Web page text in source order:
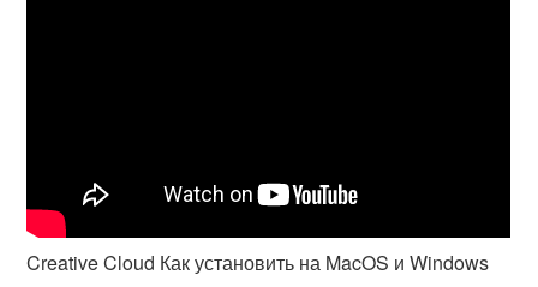
Creative Cloud Как установить на MacOS и Windows